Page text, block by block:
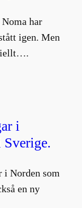
har
igen. Men
i
i Norden som
en ny